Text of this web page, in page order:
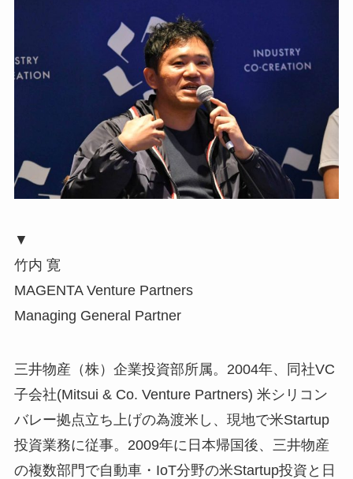
▼
竹内 寛
MAGENTA Venture Partners
Managing General Partner
三井物産（株）企業投資部所属。2004年、同社VC
子会社(Mitsui & Co. Venture Partners) 米シリコン
バレー拠点立ち上げの為渡米し、現地で米Startup
投資業務に従事。2009年に日本帰国後、三井物産
の複数部門で自動車・IoT分野の米Startup投資と日